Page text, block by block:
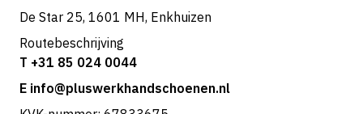
De Star 25, 1601 MH, Enkhuizen
Routebeschrijving
T +31 85 024 0044
E info@pluswerkhandschoenen.nl